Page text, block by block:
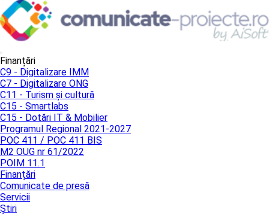
Finanțări
C9 - Digitalizare IMM
C7 - Digitalizare ONG
C11 - Turism și cultură
C15 - Smartlabs
C15 - Dotări IT & Mobilier
Programul Regional 2021-2027
POC 411 / POC 411 BIS
M2 OUG nr 61/2022
POIM 11.1
Finanțări
Comunicate de presă
Servicii
Știri